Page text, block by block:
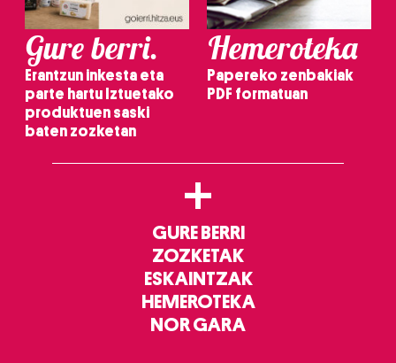
Gure berri.
Erantzun inkesta eta
parte hartu Iztuetako
produktuen saski
baten zozketan
Hemeroteka
Papereko zenbakiak
PDF formatuan
+
GURE BERRI
ZOZKETAK
ESKAINTZAK
HEMEROTEKA
NOR GARA